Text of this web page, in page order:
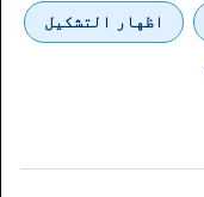
اظهار التشكيل